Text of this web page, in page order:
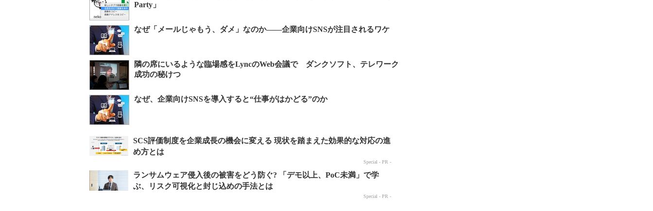
Party」
なぜ「メールじゃもう、ダメ」なのか――企業向けSNSが注目されるワケ
隣の席にいるような臨場感をLyncのWeb会議で ダンクソフト、テレワーク
成功の秘けつ
なぜ、企業向けSNSを導入すると“仕事がはかどる”のか